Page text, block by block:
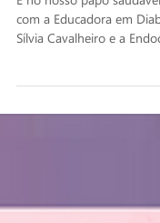
DIABETES
E no nosso papo
Sílvia Cavalheiro e a